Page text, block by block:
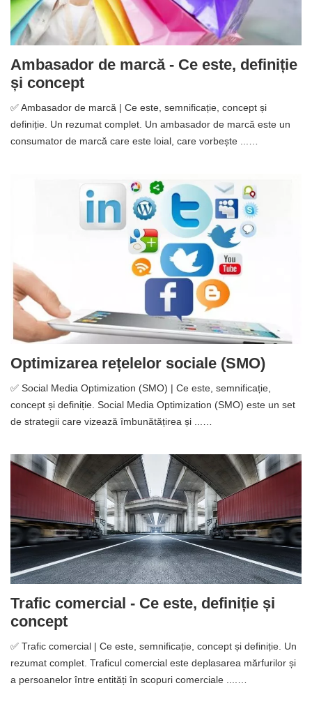
Ambasador de marcă - Ce este, definiție
și concept
✅ Ambasador de marcă | Ce este, semnificație, concept și
definiție. Un rezumat complet. Un ambasador de marcă este un
consumator de marcă care este loial, care vorbește ...…
Optimizarea rețelelor sociale (SMO)
✅ Social Media Optimization (SMO) | Ce este, semnificație,
concept și definiție. Social Media Optimization (SMO) este un set
de strategii care vizează îmbunătățirea și ...…
Trafic comercial - Ce este, definiție și
concept
✅ Trafic comercial | Ce este, semnificație, concept și definiție. Un
rezumat complet. Traficul comercial este deplasarea mărfurilor și
a persoanelor între entități în scopuri comerciale ....…